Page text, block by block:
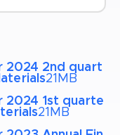
2024 2nd quart
21MB
2024 1st quarte
21MB